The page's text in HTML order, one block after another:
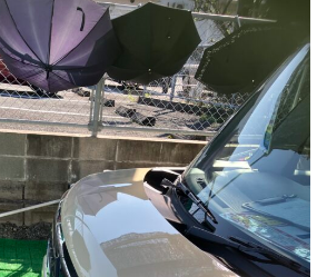
公式SNS